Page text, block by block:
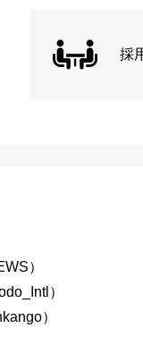
採
）
）
）